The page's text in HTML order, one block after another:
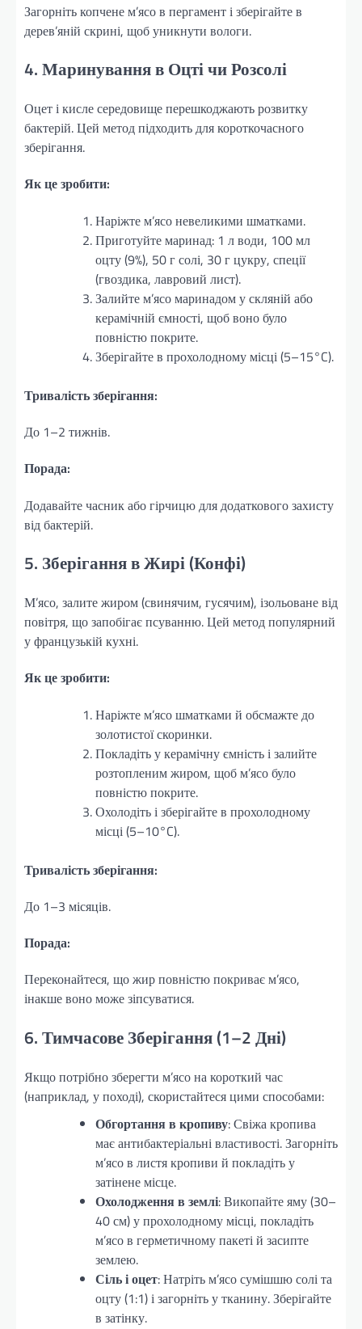
Загорніть копчене м’ясо в пергамент і зберігайте в
дерев’яній скрині, щоб уникнути вологи.
4. Маринування в Оцті чи Розсолі
Оцет і кисле середовище перешкоджають розвитку
бактерій. Цей метод підходить для короткочасного
зберігання.
Як це зробити:
Наріжте м’ясо невеликими шматками.
Приготуйте маринад: 1 л води, 100 мл
оцту (9%), 50 г солі, 30 г цукру, спеції
(гвоздика, лавровий лист).
Залийте м’ясо маринадом у скляній або
керамічній ємності, щоб воно було
повністю покрите.
Зберігайте в прохолодному місці (5–15°C).
Тривалість зберігання:
До 1–2 тижнів.
Порада:
Додавайте часник або гірчицю для додаткового захисту
від бактерій.
5. Зберігання в Жирі (Конфі)
М’ясо, залите жиром (свинячим, гусячим), ізольоване від
повітря, що запобігає псуванню. Цей метод популярний
у французькій кухні.
Як це зробити:
Наріжте м’ясо шматками й обсмажте до
золотистої скоринки.
Покладіть у керамічну ємність і залийте
розтопленим жиром, щоб м’ясо було
повністю покрите.
Охолодіть і зберігайте в прохолодному
місці (5–10°C).
Тривалість зберігання:
До 1–3 місяців.
Порада:
Переконайтеся, що жир повністю покриває м’ясо,
інакше воно може зіпсуватися.
6. Тимчасове Зберігання (1–2 Дні)
Якщо потрібно зберегти м’ясо на короткий час
(наприклад, у поході), скористайтеся цими способами:
Обгортання в кропиву: Свіжа кропива
має антибактеріальні властивості. Загорніть
м’ясо в листя кропиви й покладіть у
затінене місце.
Охолодження в землі: Викопайте яму (30–
40 см) у прохолодному місці, покладіть
м’ясо в герметичному пакеті й засипте
землею.
Сіль і оцет: Натріть м’ясо сумішшю солі та
оцту (1:1) і загорніть у тканину. Зберігайте
в затінку.